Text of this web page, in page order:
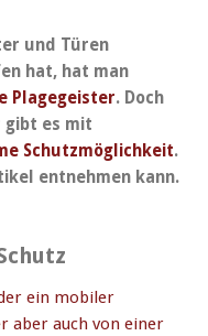
und Türen
hat, hat man
Plagegeister. Doch
gibt es mit
Schutzmöglichkeit.
entnehmen kann.
ein mobiler
aber auch von einer